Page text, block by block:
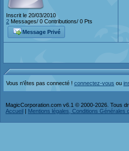
Inscrit le 20/03/2010
2 Messages/ 0 Contributions/ 0 Pts
Message Privé
Vous n'êtes pas connecté ! connectez-vous ou
MagicCorporation.com v6.1 © 2000-2026. Tous
Accueil | Mentions légales, Conditions Générales